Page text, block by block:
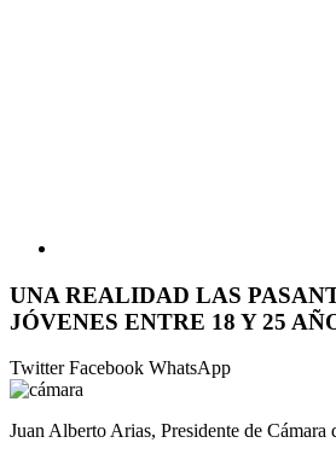
UNA REALIDAD LAS
JÓVENES ENTRE 18 Y 25
TwitterFacebook WhatsApp
Juan Alberto Arias, Presidente de